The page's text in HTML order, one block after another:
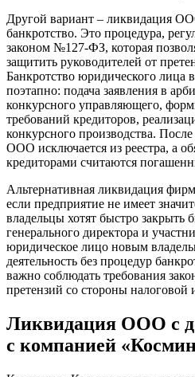
Другой вариант – ликвидация
банкротство. Это процедура,
законом №127-ФЗ, которая
защитить руководителей от
Банкротство юридического лица
поэтапно: подача заявления в
конкурсного управляющего,
требований кредиторов,
конкурсного производства.
ООО исключается из реестра, а
кредиторами считаются
Альтернативная ликвидация
если предприятие не имеет
владельцы хотят быстро закрыть
генерального директора и
юридическое лицо новым
деятельность без процедур
важно соблюдать требования
претензий со стороны налоговой
Ликвидация ООО с
с компанией